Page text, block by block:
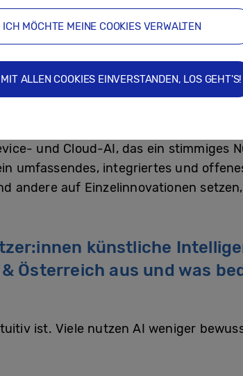
wenn sie einen klaren
jeweils die Technologie, die
wurde oder in Kooperation mit
sorgfältig, welches AI-Modell und
entsprechend darauf ab.
und Cloud-AI, das ein stimmiges
umfassendes, integriertes und
andere auf Einzelinnovationen
künstliche
Österreich aus und was
ist. Viele nutzen AI weniger
ICH MÖCHTE MEINE COOKIES VERWALTEN
ALLEN COOKIES EINVERSTANDEN, LOS GEHT'S!